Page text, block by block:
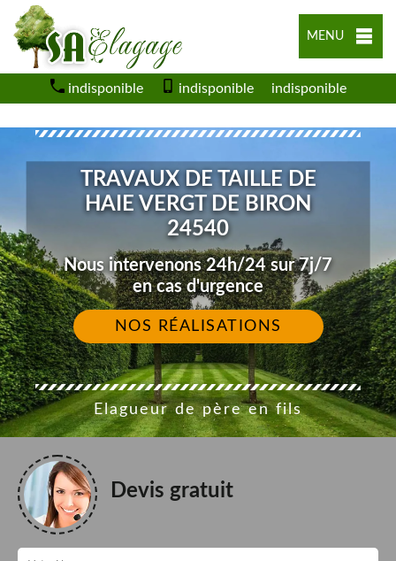
MENU
indisponible indisponible indisponible
TRAVAUX DE TAILLE DE
HAIE VERGT DE BIRON
24540
Nous intervenons 24h/24 sur 7j/7
en cas d'urgence
NOS RÉALISATIONS
Elagueur de père en fils
Devis gratuit